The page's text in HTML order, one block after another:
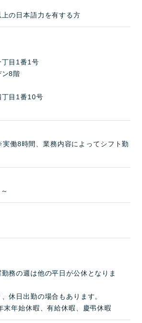
上の日本語力を有する方
目1番1号
ン8階
丁目1番10号
働8時間、業務内容によってシフト勤
務の週は他の平日が公休となりま
休日出勤の場合もあります。
末年始休暇、有給休暇、慶弔休暇